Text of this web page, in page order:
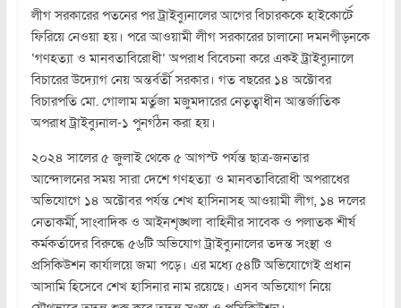
লীগ সরকারের পতনের পর ট্রাইব্যুনালের আগের বিচারককে হাইকোর্টে
ফিরিয়ে নেওয়া হয়। পরে আওয়ামী লীগ সরকারের চালানো দমনপীড়নকে
‘গণহত্যা ও মানবতাবিরোধী’ অপরাধ বিবেচনা করে একই ট্রাইব্যুনালে
বিচারের উদ্যোগ নেয় অন্তর্বর্তী সরকার। গত বছরের ১৪ অক্টোবর
বিচারপতি মো. গোলাম মর্তুজা মজুমদারের নেতৃত্বাধীন আন্তর্জাতিক
অপরাধ ট্রাইব্যুনাল-১ পুনর্গঠন করা হয়।
২০২৪ সালের ৫ জুলাই থেকে ৫ আগস্ট পর্যন্ত ছাত্র-জনতার
আন্দোলনের সময় সারা দেশে গণহত্যা ও মানবতাবিরোধী অপরাধের
অভিযোগে ১৪ অক্টোবর পর্যন্ত শেখ হাসিনাসহ আওয়ামী লীগ, ১৪ দলের
নেতাকর্মী, সাংবাদিক ও আইনশৃঙ্খলা বাহিনীর সাবেক ও পলাতক শীর্ষ
কর্মকর্তাদের বিরুদ্ধে ৫৬টি অভিযোগ ট্রাইব্যুনালের তদন্ত সংস্থা ও
প্রসিকিউশন কার্যালয়ে জমা পড়ে। এর মধ্যে ৫৪টি অভিযোগেই প্রধান
আসামি হিসেবে শেখ হাসিনার নাম রয়েছে। এসব অভিযোগ নিয়ে